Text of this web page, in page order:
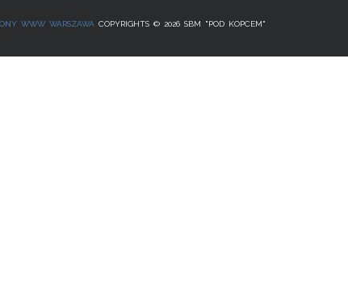
WWW WARSZAWA COPYRIGHTS © 2026 SBM "POD KOPCEM"